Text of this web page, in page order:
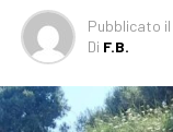
Pubblicato il
Di F.B.